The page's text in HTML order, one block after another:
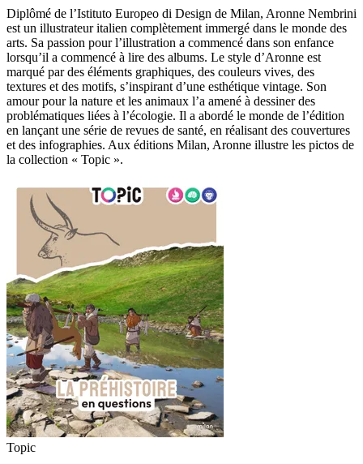
Diplômé de l’Istituto Europeo di Design de Milan, Aronne Nembrini
est un illustrateur italien complètement immergé dans le monde des
arts. Sa passion pour l’illustration a commencé dans son enfance
lorsqu’il a commencé à lire des albums. Le style d’Aronne est
marqué par des éléments graphiques, des couleurs vives, des
textures et des motifs, s’inspirant d’une esthétique vintage. Son
amour pour la nature et les animaux l’a amené à dessiner des
problématiques liées à l’écologie. Il a abordé le monde de l’édition
en lançant une série de revues de santé, en réalisant des couvertures
et des infographies. Aux éditions Milan, Aronne illustre les pictos de
la collection « Topic ».
Topic